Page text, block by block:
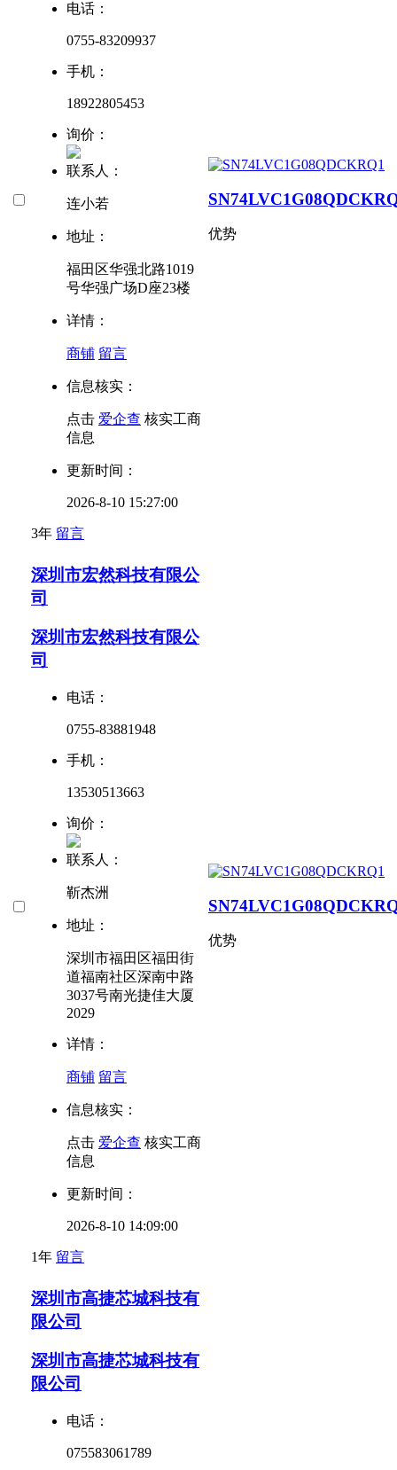
电话：
0755-83209937
手机：
18922805453
询价：
联系人：
连小若
地址：
福田区华强北路1019
号华强广场D座23楼
详情：
商铺 留言
信息核实：
点击 爱企查 核实工商
信息
更新时间：
2026-8-10 15:27:00
3年 留言
优势
深圳市宏然科技有限公
司
深圳市宏然科技有限公
司
电话：
0755-83881948
手机：
13530513663
询价：
联系人：
靳杰洲
地址：
深圳市福田区福田街
道福南社区深南中路
3037号南光捷佳大厦
2029
详情：
商铺 留言
信息核实：
点击 爱企查 核实工商
信息
更新时间：
2026-8-10 14:09:00
1年 留言
优势
深圳市高捷芯城科技有
限公司
深圳市高捷芯城科技有
限公司
电话：
075583061789